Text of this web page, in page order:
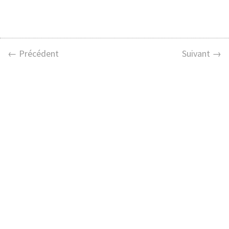
← Précédent Suivant →